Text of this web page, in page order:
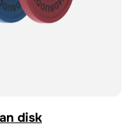
disk